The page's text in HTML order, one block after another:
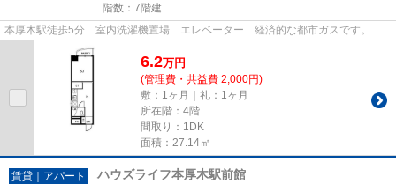
階数：7階建
本厚木駅徒歩5分 室内洗濯機置場 エレベーター 経済的な都市ガスです。
6.2万円
(管理費・共益費 2,000円)
敷：1ヶ月｜礼：1ヶ月
所在階：4階
間取り：1DK
面積：27.14㎡
賃貸｜アパート ハウズライフ本厚木駅前館